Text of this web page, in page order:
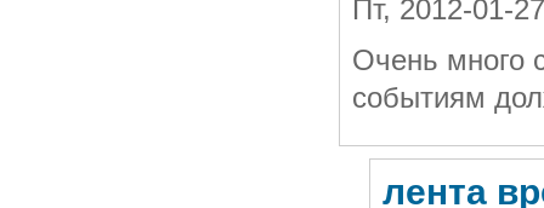
Пт, 2012-01-
Очень много
событиям
лента